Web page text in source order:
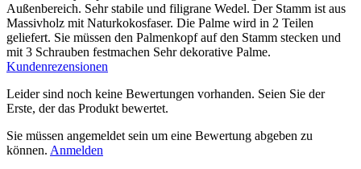
Außenbereich. Sehr stabile und filigrane Wedel. Der Stamm ist aus
Massivholz mit Naturkokosfaser. Die Palme wird in 2 Teilen
geliefert. Sie müssen den Palmenkopf auf den Stamm stecken und
mit 3 Schrauben festmachen Sehr dekorative Palme.
Kundenrezensionen
Leider sind noch keine Bewertungen vorhanden. Seien Sie der
Erste, der das Produkt bewertet.
Sie müssen angemeldet sein um eine Bewertung abgeben zu
können. Anmelden